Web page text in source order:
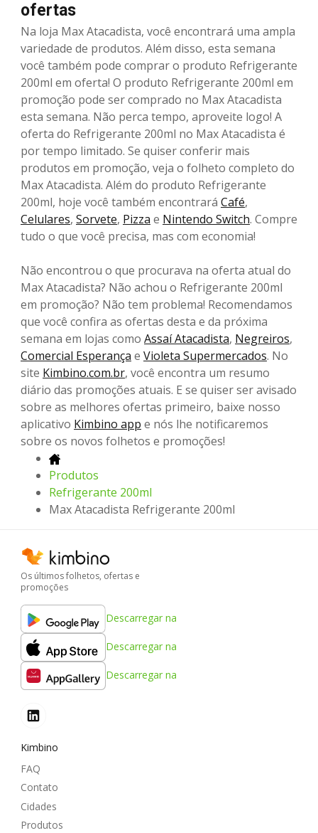
ofertas
Na loja Max Atacadista, você encontrará uma ampla
variedade de produtos. Além disso, esta semana
você também pode comprar o produto Refrigerante
200ml em oferta! O produto Refrigerante 200ml em
promoção pode ser comprado no Max Atacadista
esta semana. Não perca tempo, aproveite logo! A
oferta do Refrigerante 200ml no Max Atacadista é
por tempo limitado. Se quiser conferir mais
produtos em promoção, veja o folheto completo do
Max Atacadista. Além do produto Refrigerante
200ml, hoje você também encontrará Café,
Celulares, Sorvete, Pizza e Nintendo Switch. Compre
tudo o que você precisa, mas com economia!
Não encontrou o que procurava na oferta atual do
Max Atacadista? Não achou o Refrigerante 200ml
em promoção? Não tem problema! Recomendamos
que você confira as ofertas desta e da próxima
semana em lojas como Assaí Atacadista, Negreiros,
Comercial Esperança e Violeta Supermercados. No
site Kimbino.com.br, você encontra um resumo
diário das promoções atuais. E se quiser ser avisado
sobre as melhores ofertas primeiro, baixe nosso
aplicativo Kimbino app e nós lhe notificaremos
sobre os novos folhetos e promoções!
Produtos
Refrigerante 200ml
Max Atacadista Refrigerante 200ml
Os últimos folhetos, ofertas e
promoções
Descarregar na
Descarregar na
Descarregar na
Kimbino
FAQ
Contato
Cidades
Produtos